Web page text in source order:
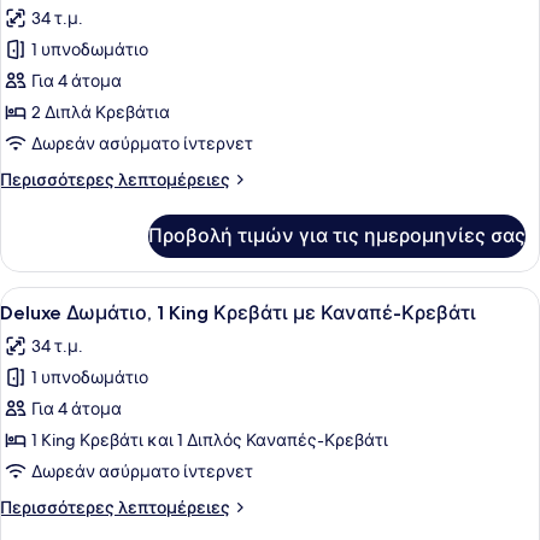
των
φωτογραφιών
για
Δωμάτιο,
2
Κρεβάτια
34 τ.μ.
1 υπνοδωμάτιο
Για 4 άτομα
2 Διπλά Κρεβάτια
Δωρεάν ασύρματο ίντερνετ
Περισσότερες λεπτομέρειες
Περισσότερες
2
Διπλά
Κρεβάτια
Προβολή τιμών για τις ημερομηνίες σας
Προβολή
όλων
των
φωτογραφιών
για
Deluxe
Δωμάτιο,
King
Ένα δωμάτιο ξενοδοχείου με ένα
3
Deluxe Δωμάτιο, 1 King Κρεβάτι με Καναπέ-Κρεβάτι
34 τ.μ.
1 υπνοδωμάτιο
Για 4 άτομα
1 King Κρεβάτι και 1 Διπλός Καναπές-Κρεβάτι
Δωρεάν ασύρματο ίντερνετ
Περισσότερες λεπτομέρειες
Περισσότερες